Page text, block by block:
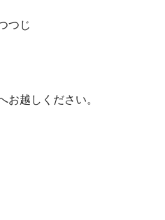
つじ
お越しください。